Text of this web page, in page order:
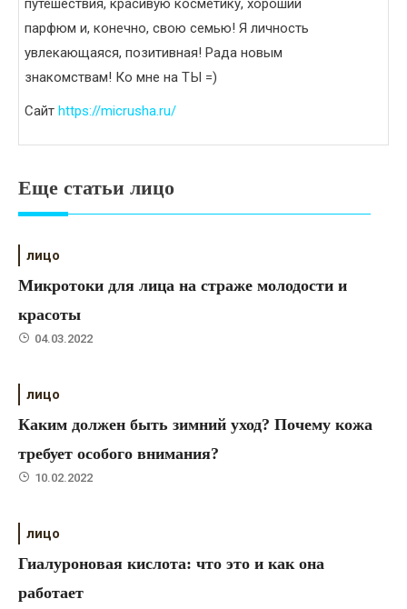
путешествия, красивую косметику, хороший
парфюм и, конечно, свою семью! Я личность
увлекающаяся, позитивная! Рада новым
знакомствам! Ко мне на ТЫ =)
Сайт https://micrusha.ru/
Еще статьи лицо
лицо
Микротоки для лица на страже молодости и
красоты
04.03.2022
лицо
Каким должен быть зимний уход? Почему кожа
требует особого внимания?
10.02.2022
лицо
Гиалуроновая кислота: что это и как она
работает